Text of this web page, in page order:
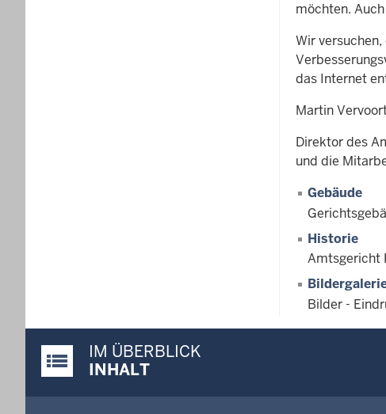
möchten.
Wir
das Internet
Martin
Direktor des
und die
Gebäude
Historie
Amtsgericht
Bilder -
Justiz-Portal im Überblick:
IM ÜBERBLICK
INHALT